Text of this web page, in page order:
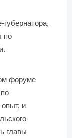
по
форуме
и
главы